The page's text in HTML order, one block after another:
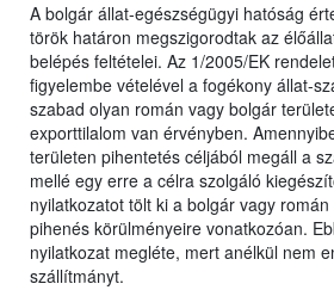
A bolgár állat-egészségügyi hatóság
török határon megszigorodtak az
belépés feltételei. Az 1/2005/EK
figyelembe vételével a fogékony állat-
szabad olyan román vagy bolgár
exporttilalom van érvényben.
területen pihentetés céljából megáll a
mellé egy erre a célra szolgáló
nyilatkozatot tölt ki a bolgár vagy
pihenés körülményeire vonatkozóan.
nyilatkozat megléte, mert anélkül nem
szállítmányt.